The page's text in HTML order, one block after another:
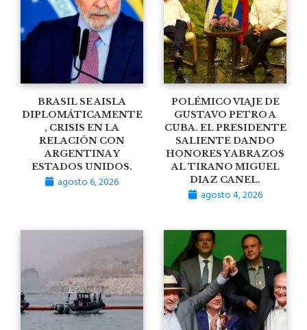
BRASIL SE AISLA
DIPLOMÁTICAMENTE
, CRISIS EN LA
RELACIÓN CON
ARGENTINA Y
ESTADOS UNIDOS.
agosto 6, 2026
POLÉMICO VIAJE DE
GUSTAVO PETRO A
CUBA. EL PRESIDENTE
SALIENTE DANDO
HONORES Y ABRAZOS
AL TIRANO MIGUEL
DIAZ CANEL.
agosto 4, 2026